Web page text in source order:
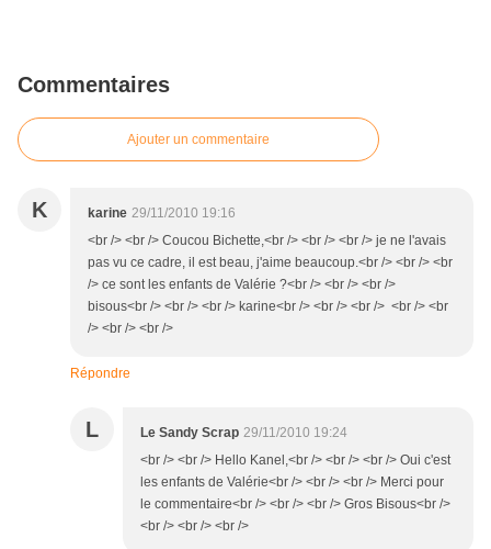
Commentaires
Ajouter un commentaire
K karine 29/11/2010 19:16
<br /> <br /> Coucou Bichette,<br /> <br /> <br /> je ne l'avais
pas vu ce cadre, il est beau, j'aime beaucoup.<br /> <br /> <br
/> ce sont les enfants de Valérie ?<br /> <br /> <br />
bisous<br /> <br /> <br /> karine<br /> <br /> <br /> <br /> <br
/> <br /> <br />
Répondre
L Le Sandy Scrap 29/11/2010 19:24
<br /> <br /> Hello Kanel,<br /> <br /> <br /> Oui c'est
les enfants de Valérie<br /> <br /> <br /> Merci pour
le commentaire<br /> <br /> <br /> Gros Bisous<br />
<br /> <br /> <br />